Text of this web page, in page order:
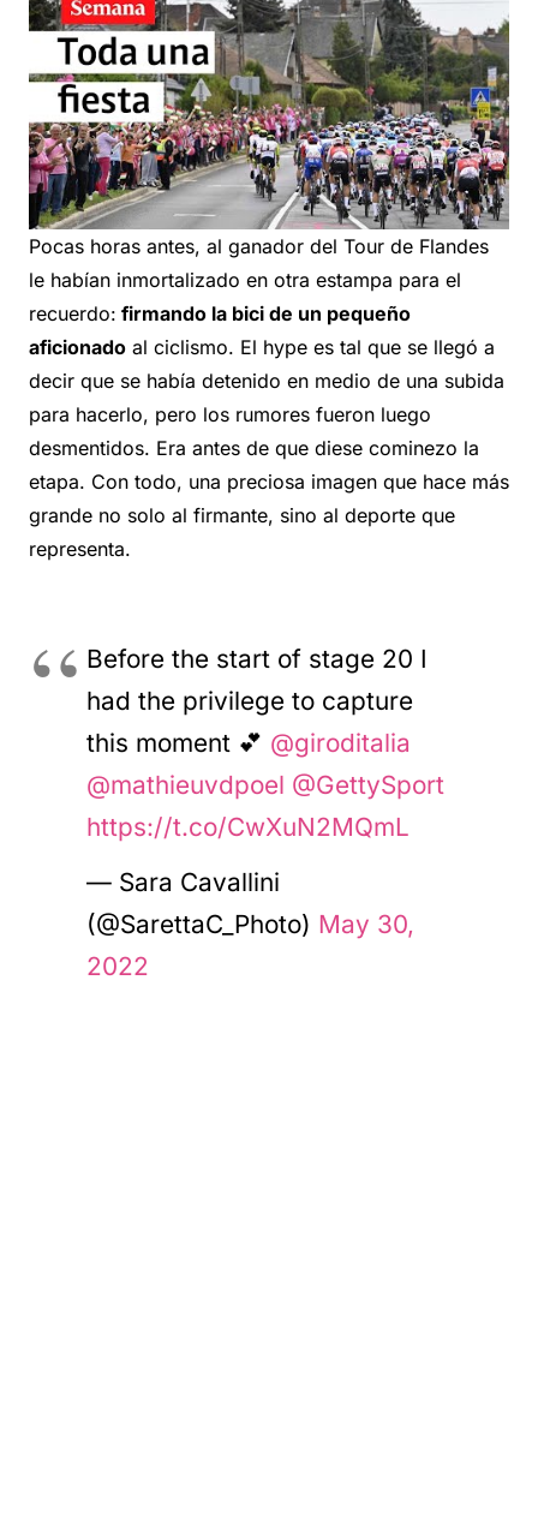
Pocas horas antes, al ganador del Tour de Flandes
le habían inmortalizado en otra estampa para el
recuerdo: firmando la bici de un pequeño
aficionado al ciclismo. El hype es tal que se llegó a
decir que se había detenido en medio de una subida
para hacerlo, pero los rumores fueron luego
desmentidos. Era antes de que diese cominezo la
etapa. Con todo, una preciosa imagen que hace más
grande no solo al firmante, sino al deporte que
representa.
Before the start of stage 20 I
had the privilege to capture
this moment 💕 @giroditalia
@mathieuvdpoel @GettySport
https://t.co/CwXuN2MQmL
— Sara Cavallini
(@SarettaC_Photo) May 30,
2022